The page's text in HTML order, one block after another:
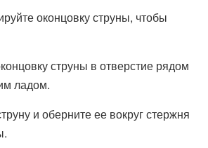
оконцовку струны, чтобы
струны в отверстие рядом
ладом.
и оберните ее вокруг стержня